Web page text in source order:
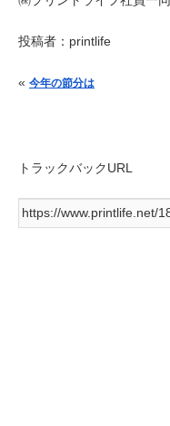
投稿者： printlife
投稿ナビゲーション
« 今年の節分は
トラックバックURL